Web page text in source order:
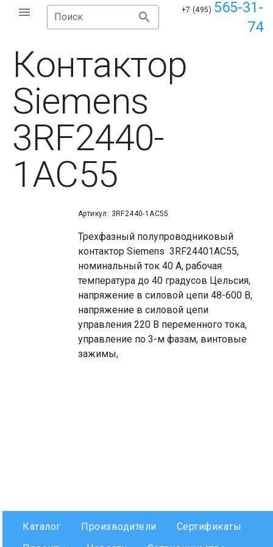
Поиск
+7 (495) 565-31-
74
Контактор
Siemens
3RF2440-
1AC55
Артикул: 3RF2440-1AC55
Трехфазный полупроводниковый
контактор Siemens 3RF24401AC55,
номинальный ток 40 A, рабочая
температура до 40 градусов Цельсия,
напряжение в силовой цепи 48-600 В,
напряжение в силовой цепи
управления 220 В переменного тока,
управление по 3-м фазам, винтовые
зажимы,
Каталог Производители
Сертификаты